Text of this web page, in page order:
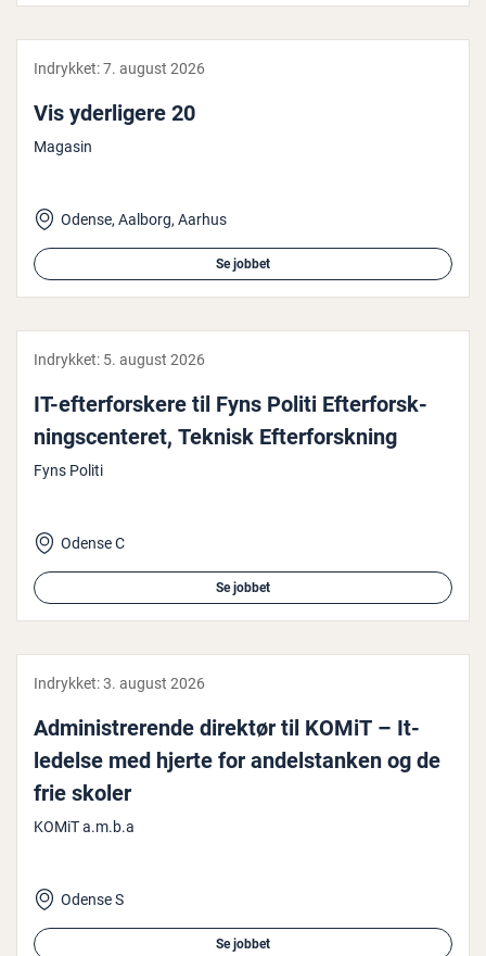
Indrykket:7. august 2026
Vis yder­li­ge­re 20
Magasin
Odense, Aalborg, Aarhus
Se jobbet
Indrykket: 5. august 2026
IT-ef­ter­for­ske­re til Fyns Politi Ef­ter­forsk­
nings­cen­te­ret, Teknisk Ef­ter­forsk­ning
Fyns Politi
Odense C
Se jobbet
Indrykket:3. august 2026
Ad­mi­ni­stre­ren­de direktør til KOMiT – It-
ledelse med hjerte for an­del­stan­ken og de
frie skoler
KOMiT a.m.b.a
Odense S
Se jobbet